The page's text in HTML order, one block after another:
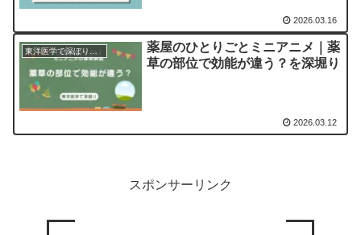
2026.03.16
東洋医学で深ぼりシリーズ｜猫猫の豆知識
薬屋のひとりごとミニアニメ｜薬
草の部位で効能が違う？を深堀り
2026.03.12
スポンサーリンク